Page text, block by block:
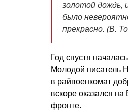
золотой дождь,
было
прекрасно. (В.
Год спустя
Молодой писатель
в райвоенкомат
вскоре оказался на
фронте.